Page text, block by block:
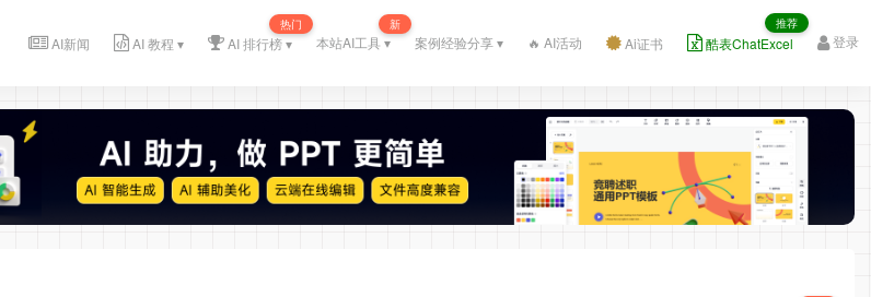
AI新闻 AI 教程 ▾ AI 排行榜 ▾
热门
本站AI工具 ▾
新
案例经验分享 ▾ 🔥 AI活动 Ai证书 酷表ChatExcel
推荐
登录